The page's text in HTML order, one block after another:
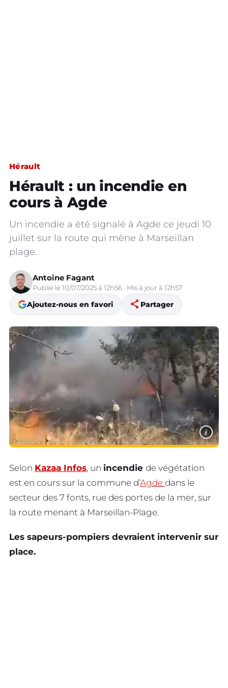
Hérault
Hérault : un incendie en
cours à Agde
Un incendie a été signalé à Agde ce jeudi 10
juillet sur la route qui mène à Marseillan
plage.
Antoine Fagant
Publié le 10/07/2025 à 12h56 · Mis à jour à 12h57
Ajoutez-nous en favori share Partager
i
Selon Kazaa Infos, un incendie de végétation
est en cours sur la commune d’Agde dans le
secteur des 7 fonts, rue des portes de la mer, sur
la route menant à Marseillan-Plage.
Les sapeurs-pompiers devraient intervenir sur
place.